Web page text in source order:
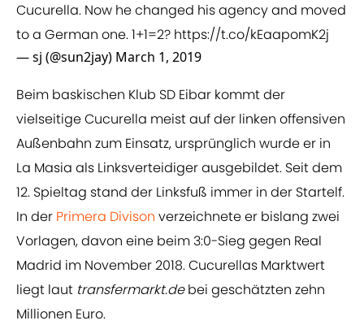
Cucurella. Now he changed his agency and moved
to a German one. 1+1=2? https://t.co/kEaapomK2j
— sj (@sun2jay) March 1, 2019
Beim baskischen Klub SD Eibar kommt der
vielseitige Cucurella meist auf der linken offensiven
Außenbahn zum Einsatz, ursprünglich wurde er in
La Masia als Linksverteidiger ausgebildet. Seit dem
12. Spieltag stand der Linksfuß immer in der Startelf.
In der ​Primera Divison verzeichnete er bislang zwei
Vorlagen, davon eine beim 3:0-Sieg gegen Real
Madrid im November 2018. Cucurellas Marktwert
liegt laut transfermarkt.debei geschätzten zehn
Millionen Euro.